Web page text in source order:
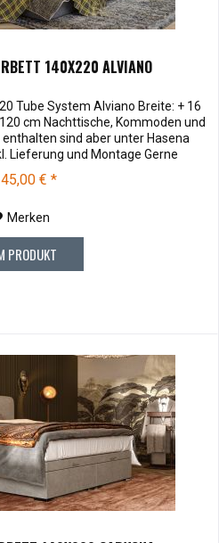
140X220 ALVIANO
Tube System Alviano Breite: + 16
cm Nachttische, Kommoden und
sind aber unter Hasena
Lieferung und Montage Gerne
Ihnen zu Hause. Selbstmontage:
unseren Filialen Bremen, Goslar,
€ *
Merken
PRODUKT